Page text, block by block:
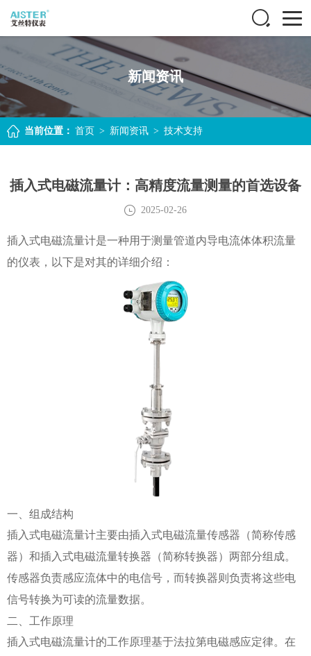
新闻资讯
当前位置： 首页 > 新闻资讯 > 技术支持
插入式电磁流量计：高精度流量测量的首选设备
2025-02-26
插入式电磁流量计是一种用于测量管道内导电流体体积流量
的仪表，以下是对其的详细介绍：
一、组成结构
插入式电磁流量计主要由插入式电磁流量传感器（简称传感
器）和插入式电磁流量转换器（简称转换器）两部分组成。
传感器负责感应流体中的电信号，而转换器则负责将这些电
信号转换为可读的流量数据。
二、工作原理
插入式电磁流量计的工作原理基于法拉第电磁感应定律。在